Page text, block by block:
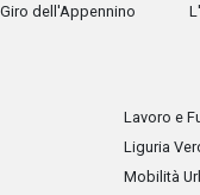
Giro dell'Appennino
Lavoro e
Liguria
Mobilità